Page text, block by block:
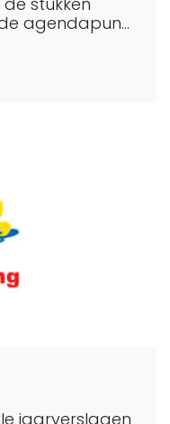
agendapun...
jaarverslagen